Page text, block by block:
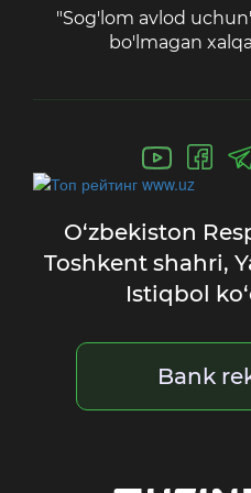
"Sog'lom avlod
bo'lmagan
O‘zbekiston
Toshkent shahri,
Istiqbol
Bank